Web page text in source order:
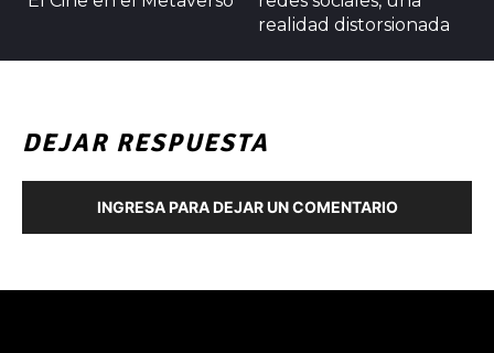
realidad distorsionada
DEJAR RESPUESTA
INGRESA PARA DEJAR UN COMENTARIO